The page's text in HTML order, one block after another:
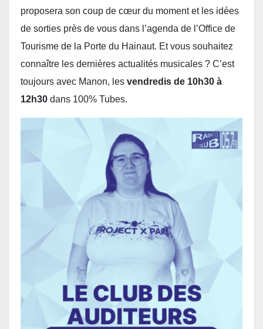
proposera son coup de cœur du moment et les idées
de sorties près de vous dans l’agenda de l’Office de
Tourisme de la Porte du Hainaut. Et vous souhaitez
connaître les dernières actualités musicales ? C’est
toujours avec Manon, les vendredis de 10h30 à
12h30 dans 100% Tubes.